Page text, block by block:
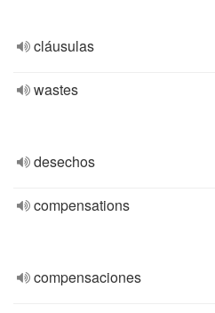
cláusulas
wastes
desechos
compensations
compensaciones